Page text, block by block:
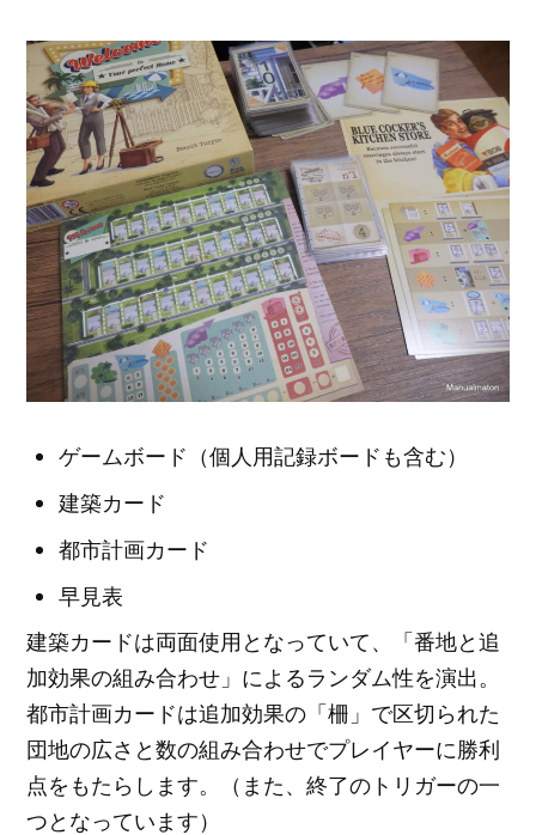
ゲームボード（個人用記録ボードも含む）
建築カード
都市計画カード
早見表
建築カードは両面使用となっていて、「番地と追
加効果の組み合わせ」によるランダム性を演出。
都市計画カードは追加効果の「柵」で区切られた
団地の広さと数の組み合わせでプレイヤーに勝利
点をもたらします。（また、終了のトリガーの一
つとなっています）